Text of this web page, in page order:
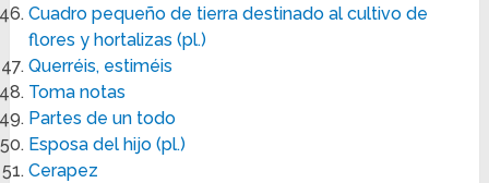
Cuadro pequeño de tierra destinado al cultivo de
flores y hortalizas (pl.)
Querréis, estiméis
Toma notas
Partes de un todo
Esposa del hijo (pl.)
Cerapez